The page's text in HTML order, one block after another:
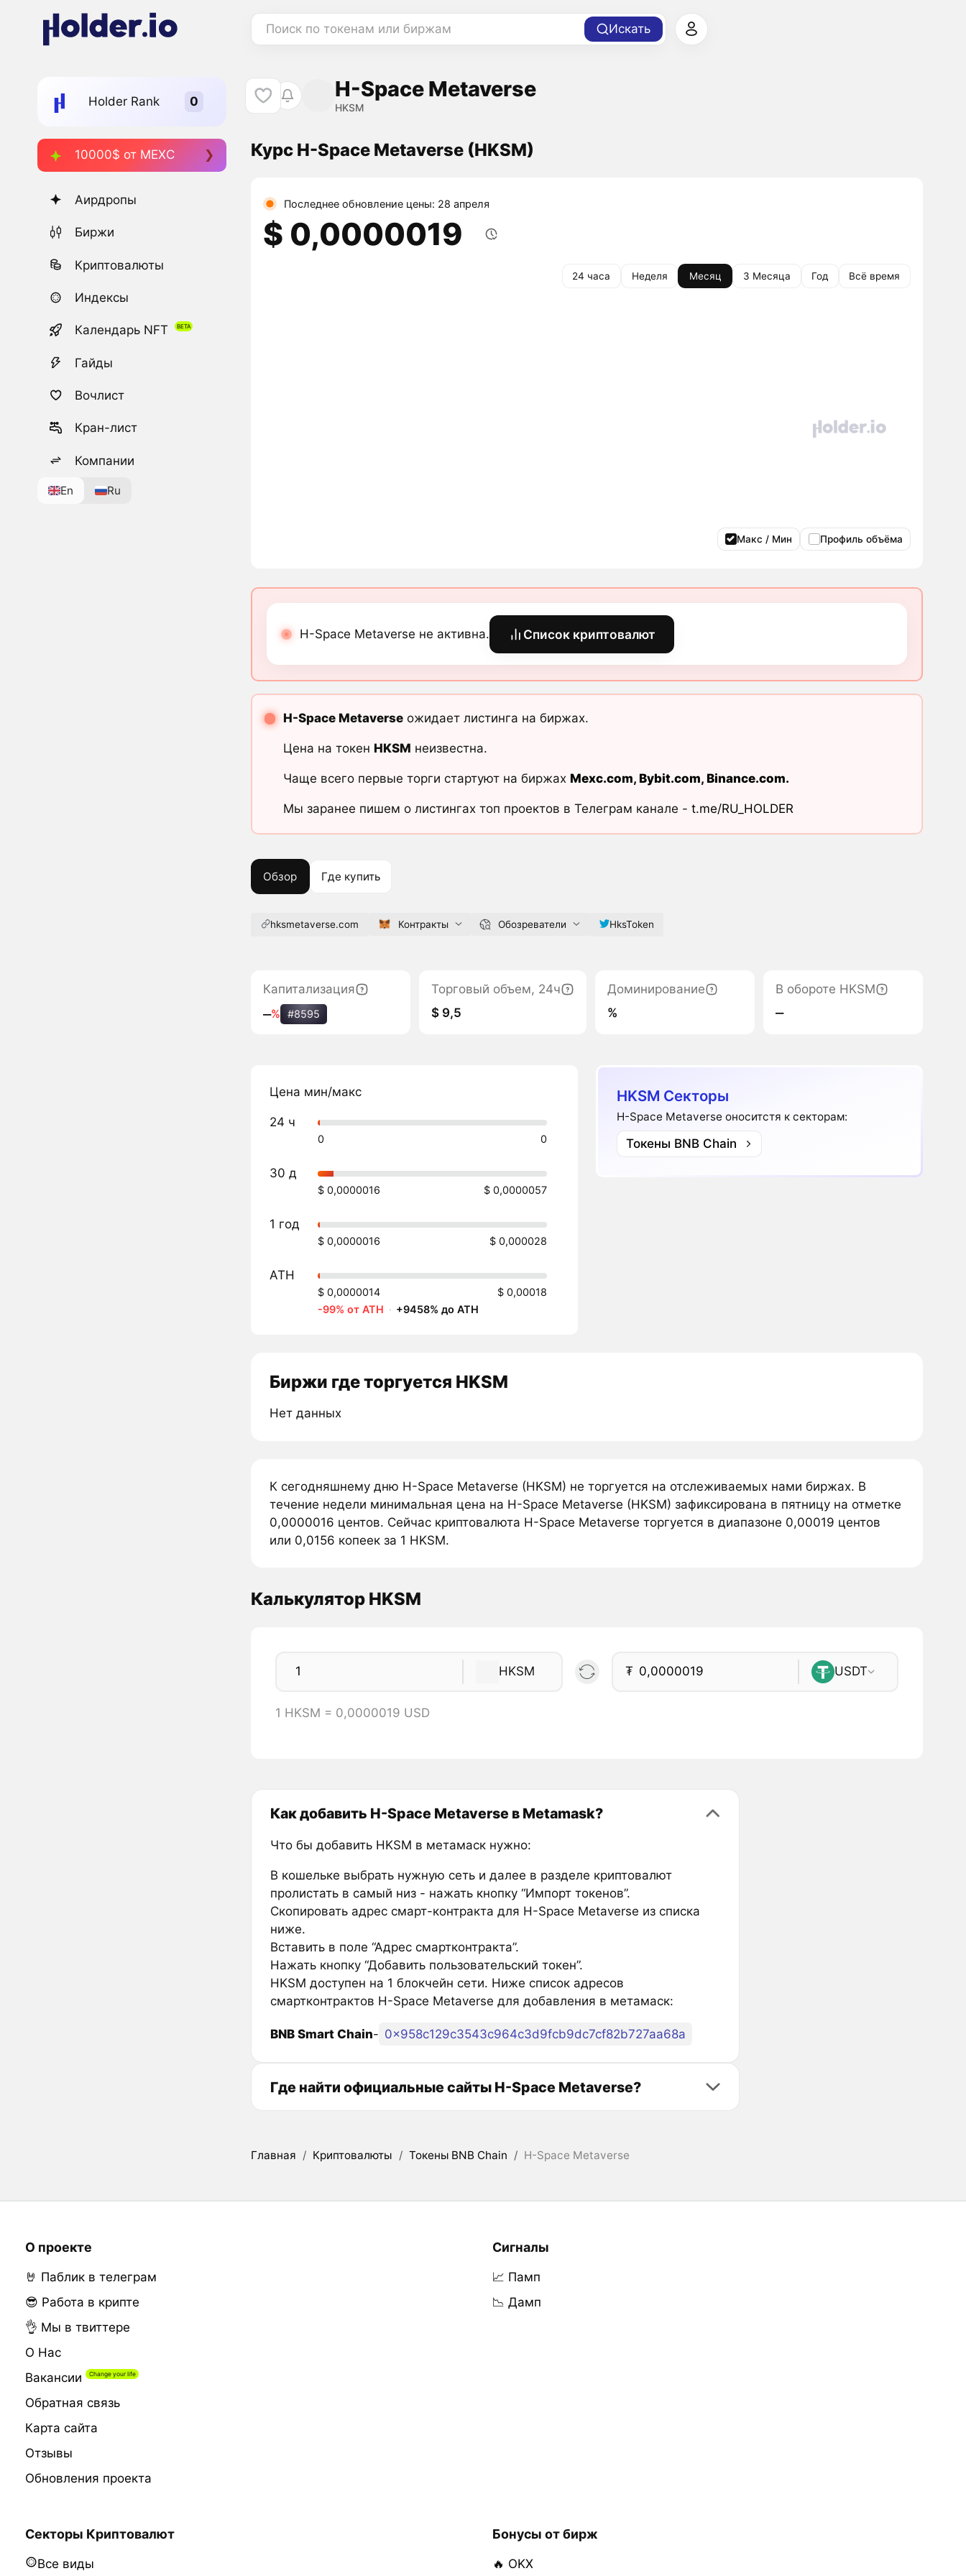
Поиск по токенам или биржам Искать
Holder Rank
10000$ от MEXC
Аирдропы
Биржи
Криптовалюты
Индексы
Календарь NFT
Гайды
Вочлист
Кран-лист
Компании
En Ru
H-Space Metaverse
HKSM
Курс H-Space Metaverse (HKSM)
Последнее обновление цены: 28 апреля
$ 0,0000019
24 часа Неделя Месяц 3 Месяца Год Всё время
Макс / Мин Профиль объёма
H-Space Metaverse не активна. Список криптовалют
H-Space Metaverseожидает листинга на биржах.
Цена на токен HKSM неизвестна.
Чаще всего первые торги стартуют на биржах Mexc.com, Bybit.com, Binance.com.
Мы заранее пишем о листингах топ проектов в Телеграм канале - t.me/RU_HOLDER
Обзор Где купить
hksmetaverse.com Контракты Обозреватели HksToken
Капитализация
‒% #8595
Торговый объем, 24ч
$ 9,5
Доминирование
%
В обороте HKSM
‒
Цена мин/макс
24 ч
0 0
30 д
$ 0,0000016 $ 0,0000057
1 год
$ 0,0000016 $ 0,000028
ATH
$ 0,0000014
$ 0,00018
-99% от ATH · +9458% до ATH
HKSM Секторы
H-Space Metaverse оноситстя к секторам:
Токены BNB Chain
Биржи где торгуется HKSM
Нет данных
К сегодняшнему дню H-Space Metaverse (HKSM) не торгуется на отслеживаемых нами биржах. В
течение недели минимальная цена на H-Space Metaverse (HKSM) зафиксирована в пятницу на отметке
0,0000016 центов. Сейчас криптовалюта H-Space Metaverse торгуется в диапазоне 0,00019 центов
или 0,0156 копеек за 1 HKSM.
Калькулятор HKSM
HKSM ₮ USDT
1 HKSM = 0,0000019 USD
Как добавить H-Space Metaverse в Metamask?
Что бы добавить HKSM в метамаск нужно:
В кошельке выбрать нужную сеть и далее в разделе криптовалют
пролистать в самый низ - нажать кнопку “Импорт токенов”.
Скопировать адрес смарт-контракта для H-Space Metaverse из списка
ниже.
Вставить в поле “Адрес смартконтракта”.
Нажать кнопку “Добавить пользовательский токен”.
HKSM доступен на 1 блокчейн сети. Ниже список адресов
смартконтрактов H-Space Metaverse для добавления в метамаск:
BNB Smart Chain- 0x958c129c3543c964c3d9fcb9dc7cf82b727aa68a
Где найти официальные сайты H-Space Metaverse?
Главная / Криптовалюты / Токены BNB Chain / H-Space Metaverse
О проекте
🤘 Паблик в телеграм
😎 Работа в крипте
👌 Мы в твиттере
О Нас
Вакансии
Обратная связь
Карта сайта
Отзывы
Обновления проекта
Сигналы
📈 Памп
📉 Дамп
Секторы Криптовалют
Все виды
Бонусы от бирж
🔥 OKX